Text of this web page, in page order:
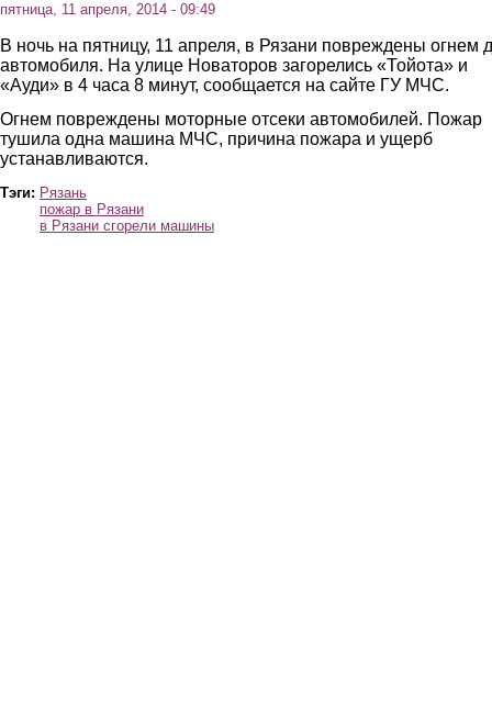
пятница, 11 апреля, 2014 - 09:49
В ночь на пятницу, 11 апреля, в Рязани повреждены огнем
автомобиля. На улице Новаторов загорелись «Тойота» и
«Ауди» в 4 часа 8 минут, сообщается на сайте ГУ МЧС.
Огнем повреждены моторные отсеки автомобилей. Пожар
тушила одна машина МЧС, причина пожара и ущерб
устанавливаются.
Тэги: Рязань
пожар в Рязани
в Рязани сгорели машины